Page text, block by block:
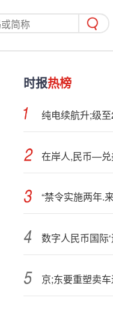
时报热榜
在岸人,民币—兑
京;东要重塑卖